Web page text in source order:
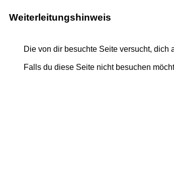
Weiterleitungshinweis
Die von dir besuchte Seite versucht, dich
Falls du diese Seite nicht besuchen